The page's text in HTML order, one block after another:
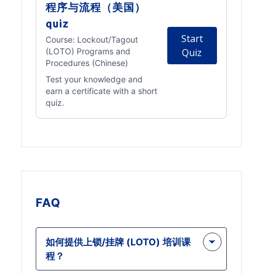
程序与流程（美国）
quiz
Course: Lockout/Tagout
(LOTO) Programs and
Procedures (Chinese)
Test your knowledge and
earn a certificate with a short
quiz.
Start
Quiz
FAQ
如何提供上锁/挂牌 (LOTO) 培训课
程？